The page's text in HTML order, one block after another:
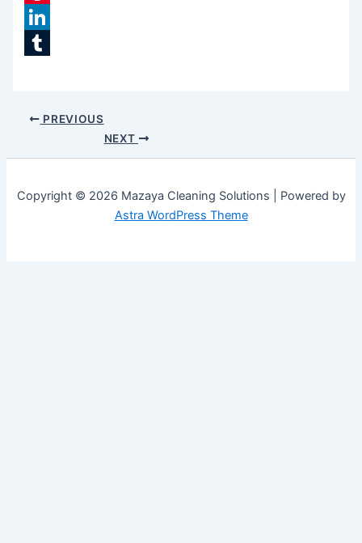
Pinterest
LinkedIn
PREVIOUS
NEXT
Copyright © 2026 Mazaya Cleaning Solutions | Powered by
Astra WordPress Theme